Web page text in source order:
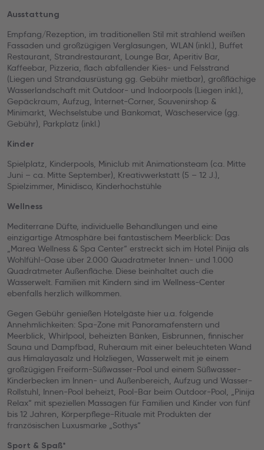
Ausstattung
Empfang/Rezeption, im traditionellen Stil mit strahlend weißen
Fassaden und großzügigen Verglasungen, WLAN (inkl.), Buffet
Restaurant, Strandrestaurant, Lounge Bar, Aperitiv Bar,
Kaffeebar, Pizzeria, flach abfallender Kies- und Felsstrand
(Liegen und Strandausrüstung gg. Gebühr mietbar), großflächige
Wasserlandschaft mit Outdoor- und Indoorpools (Liegen inkl.),
Gepäckraum, Aufzug, Internet-Corner, Souvenirshop &
Minimarkt, Wechselstube und Bankomat, Wäscheservice (gg.
Gebühr), Parkplatz (inkl.)
Kinder
Spielplatz, Kinderpools, Miniclub mit Animationsteam (ca. Mitte
Juni – ca. Mitte September), Kreativwerkstatt (5 – 12 J.),
Spielzimmer, Minidisco, Kinderhochstühle
Wellness
Mediterrane Düfte, individuelle Behandlungen und eine
einzigartige Atmosphäre bei fantastischem Meerblick: Das
„Marea Wellness & Spa Center“ erstreckt sich im Hotel Pinija als
Wohlfühl-Oase über 2.000 Quadratmeter Innen- und 1.000
Quadratmeter Außenfläche. Diese beinhaltet auch die
Wasserwelt. Familien mit Kindern sind im Wellness-Center
ebenfalls herzlich willkommen.
Gegen Gebühr genießen Hotelgäste hier u.a. folgende
Annehmlichkeiten: Spa-Zone mit Panoramafenstern und
Meerblick, Whirlpool, beheizten Bänken, Eisbrunnen, finnischer
Sauna und Dampfbad, Ruheraum mit einer beleuchteten Wand
aus Himalayasalz und Holzliegen, Wasserwelt mit je einem
großzügigen Freiform-Süßwasser-Pool und einem Süßwasser-
Kinderbecken im Innen- und Außenbereich, Aufzug und Wasser-
Rollstuhl, Innen-Pool beheizt, Pool-Bar beim Outdoor-Pool, „Pinija
Relax“ mit speziellen Massagen für Familien und Kinder von fünf
bis 12 Jahren, Körperpflege-Rituale mit Produkten der
französischen Luxusmarke „Sothys“
Sport & Spaß*